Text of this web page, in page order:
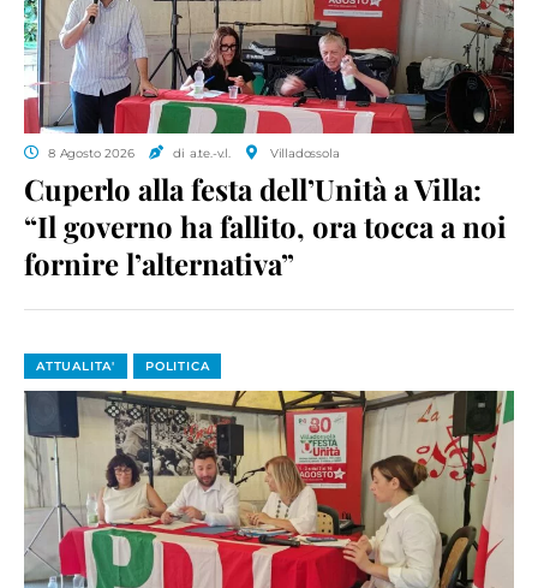
8 Agosto 2026 di a.te.-v.l. Villadossola
Cuperlo alla festa dell’Unità a Villa:
“Il governo ha fallito, ora tocca a noi
fornire l’alternativa”
ATTUALITA' POLITICA